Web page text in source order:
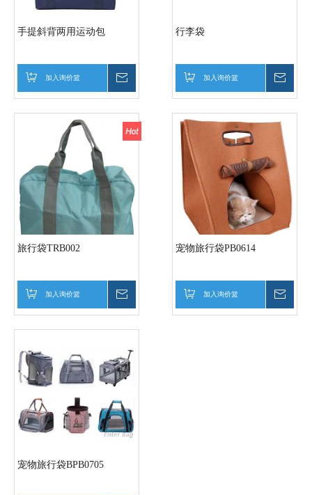
手提斜背两用运动包
加入询价篮
行李袋
加入询价篮
旅行袋TRB002
加入询价篮
宠物旅行袋PB0614
加入询价篮
宠物旅行袋BPB0705